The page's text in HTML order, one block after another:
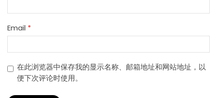
Email *
在此浏览器中保存我的显示名称、邮箱地址和网站地址，以
便下次评论时使用。